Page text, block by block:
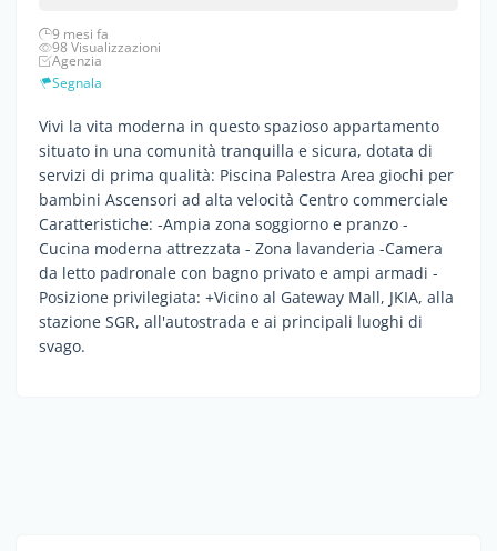
9 mesi fa
98 Visualizzazioni
Agenzia
Segnala
Vivi la vita moderna in questo spazioso appartamento
situato in una comunità tranquilla e sicura, dotata di
servizi di prima qualità: Piscina Palestra Area giochi per
bambini Ascensori ad alta velocità Centro commerciale
Caratteristiche: -Ampia zona soggiorno e pranzo -
Cucina moderna attrezzata - Zona lavanderia -Camera
da letto padronale con bagno privato e ampi armadi -
Posizione privilegiata: +Vicino al Gateway Mall, JKIA, alla
stazione SGR, all'autostrada e ai principali luoghi di
svago.